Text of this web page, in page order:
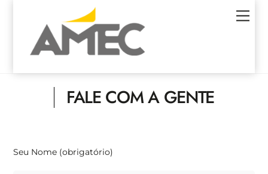
FALE COM A GENTE
Seu Nome (obrigatório)